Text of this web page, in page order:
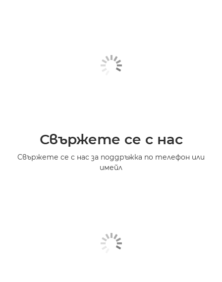
Свържете се с нас
Свържете се с нас за поддръжка по телефон или
имейл